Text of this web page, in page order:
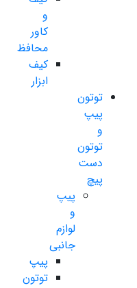
و
کاور
محافظ
کیف
ابزار
توتون
پیپ
و
توتون
دست
پیچ
پیپ
و
لوازم
جانبی
پیپ
توتون